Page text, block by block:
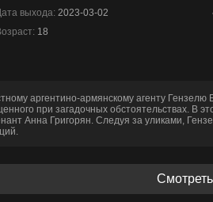
выхода: 2023-03-02
18
аргентино-армянскому агенту
при загадочных обстоятельствах. В
Анна Григорян. Следуя за уликами,